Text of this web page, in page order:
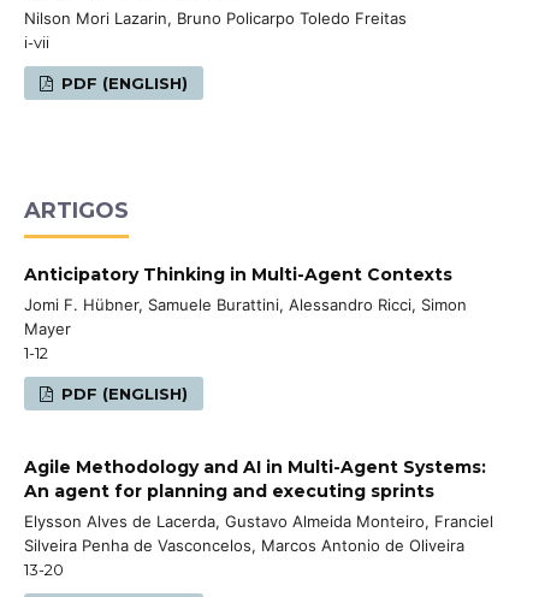
Nilson Mori Lazarin, Bruno Policarpo Toledo Freitas
i-vii
PDF (ENGLISH)
ARTIGOS
Anticipatory Thinking in Multi-Agent Contexts
Jomi F. Hübner, Samuele Burattini, Alessandro Ricci, Simon
Mayer
1-12
PDF (ENGLISH)
Agile Methodology and AI in Multi-Agent Systems:
An agent for planning and executing sprints
Elysson Alves de Lacerda, Gustavo Almeida Monteiro, Franciel
Silveira Penha de Vasconcelos, Marcos Antonio de Oliveira
13-20